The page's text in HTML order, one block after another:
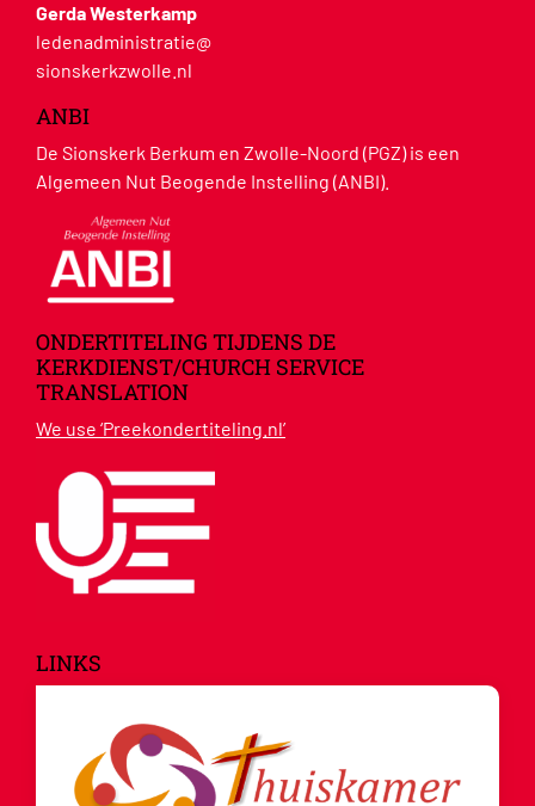
Gerda Westerkamp
ledenadministratie@
sionskerkzwolle.nl
ANBI
De Sionskerk Berkum en Zwolle-Noord (PGZ) is een
Algemeen Nut Beogende Instelling (ANBI).
ONDERTITELING TIJDENS DE
KERKDIENST/CHURCH SERVICE
TRANSLATION
We use ‘Preekondertiteling.nl’
LINKS